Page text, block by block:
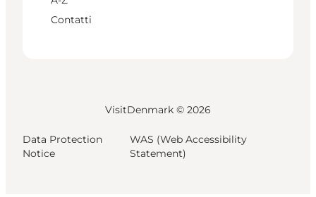
Contatti
VisitDenmark © 2026
Data Protection
Notice
WAS (Web Accessibility
Statement)